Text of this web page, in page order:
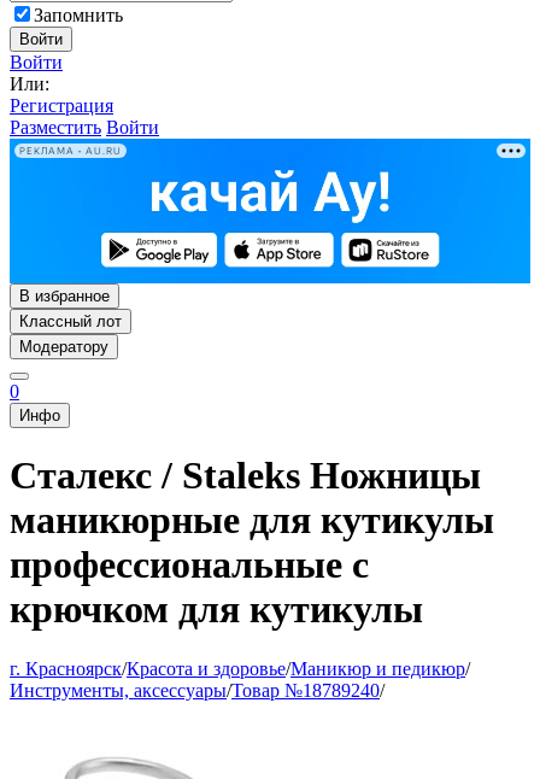
Запомнить
Войти
Войти
Или:
Регистрация
Разместить Войти
РЕКЛАМА • AU.RU
В избранное
Классный лот
Модератору
0
Инфо
Сталекс / Staleks Ножницы
маникюрные для кутикулы
профессиональные с
крючком для кутикулы
г. Красноярск/Красота и здоровье/Маникюр и педикюр/
Инструменты, аксессуары/Товар №18789240/